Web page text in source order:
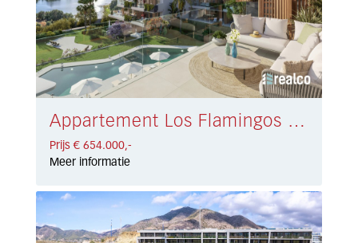
Appartement Los Flamingos € 654.000,-
Prijs € 654.000,-
Meer informatie